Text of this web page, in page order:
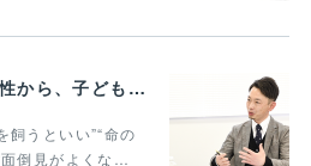
心地よく共存できる関係性から、子どもの発達に動物がよりよい影響を与える Vol.2
飼うといい”“命の
倒見がよくな…